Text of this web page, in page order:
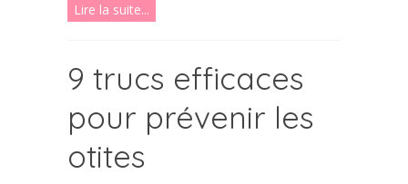
Lire la suite...
9 trucs efficaces
pour prévenir les
otites